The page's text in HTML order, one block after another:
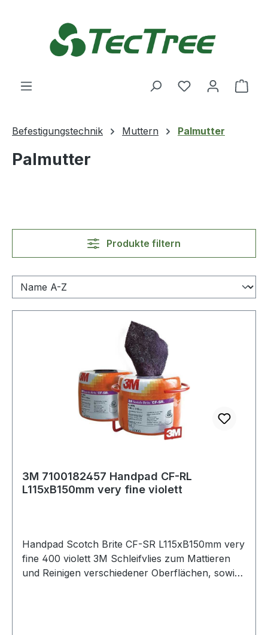
Du hast 0
Befestigungstechnik Muttern Palmutter
Palmutter
Produkte filtern
3M 7100182457 Handpad CF-RL
L115xB150mm very fine violett
Handpad Scotch Brite CF-SR L115xB150mm very
fine 400 violett 3M Schleifvlies zum Mattieren
und Reinigen verschiedener Oberflächen, sowie